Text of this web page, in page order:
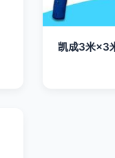
凯成3米×3